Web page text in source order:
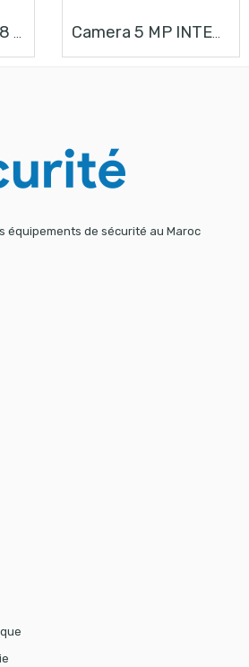
XVR DAHUA 2MP 8 CHANNELS Camera 5 MP INTERIEUR DS-2CE76H0T-ITMF(C)
équipements de sécurité au Maroc